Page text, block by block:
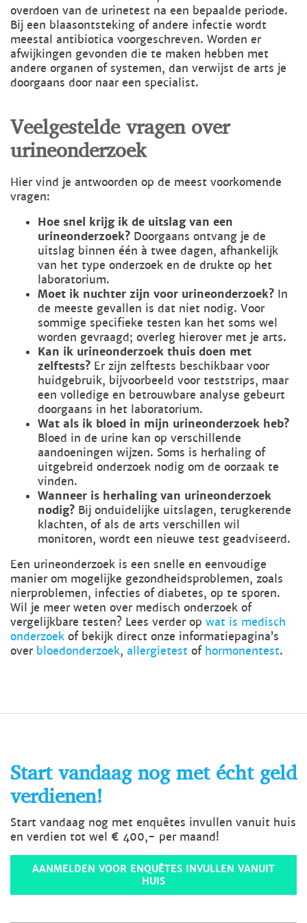
overdoen van de urinetest na een bepaalde periode.
Bij een blaasontsteking of andere infectie wordt
meestal antibiotica voorgeschreven. Worden er
afwijkingen gevonden die te maken hebben met
andere organen of systemen, dan verwijst de arts je
doorgaans door naar een specialist.
Veelgestelde vragen over
urineonderzoek
Hier vind je antwoorden op de meest voorkomende
vragen:
Hoe snel krijg ik de uitslag van een
urineonderzoek? Doorgaans ontvang je de
uitslag binnen één à twee dagen, afhankelijk
van het type onderzoek en de drukte op het
laboratorium.
Moet ik nuchter zijn voor urineonderzoek? In
de meeste gevallen is dat niet nodig. Voor
sommige specifieke testen kan het soms wel
worden gevraagd; overleg hierover met je arts.
Kan ik urineonderzoek thuis doen met
zelftests? Er zijn zelftests beschikbaar voor
huidgebruik, bijvoorbeeld voor teststrips, maar
een volledige en betrouwbare analyse gebeurt
doorgaans in het laboratorium.
Wat als ik bloed in mijn urineonderzoek heb?
Bloed in de urine kan op verschillende
aandoeningen wijzen. Soms is herhaling of
uitgebreid onderzoek nodig om de oorzaak te
vinden.
Wanneer is herhaling van urineonderzoek
nodig? Bij onduidelijke uitslagen, terugkerende
klachten, of als de arts verschillen wil
monitoren, wordt een nieuwe test geadviseerd.
Een urineonderzoek is een snelle en eenvoudige
manier om mogelijke gezondheidsproblemen, zoals
nierproblemen, infecties of diabetes, op te sporen.
Wil je meer weten over medisch onderzoek of
vergelijkbare testen? Lees verder op wat is medisch
onderzoek of bekijk direct onze informatiepagina’s
over bloedonderzoek, allergietest of hormonentest.
Start vandaag nog met écht geld
verdienen!
Start vandaag nog met enquêtes invullen vanuit huis
en verdien tot wel € 400,- per maand!
AANMELDEN VOOR ENQUÊTES INVULLEN VANUIT
HUIS